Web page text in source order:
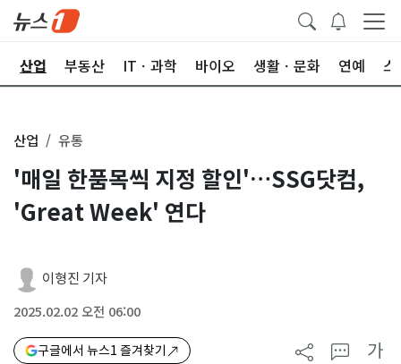
산업 부동산 ITㆍ과학 바이오 생활ㆍ문화 연예 스
산업 유통
'매일 한품목씩 지정 할인'…SSG닷컴,
'Great Week' 연다
이형진 기자
2025.02.02 오전 06:00
구글에서 뉴스1 즐겨찾기 가